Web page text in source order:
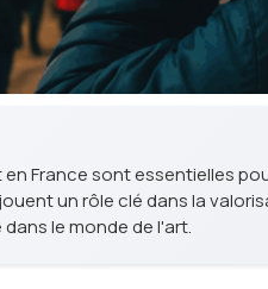
France sont essentielles
un rôle clé dans la
le monde de l'art.